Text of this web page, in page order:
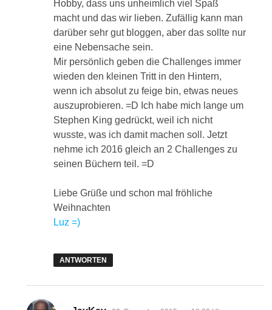
Hobby, dass uns unheimlich viel Spaß
macht und das wir lieben. Zufällig kann man
darüber sehr gut bloggen, aber das sollte nur
eine Nebensache sein.
Mir persönlich geben die Challenges immer
wieden den kleinen Tritt in den Hintern,
wenn ich absolut zu feige bin, etwas neues
auszuprobieren. =D Ich habe mich lange um
Stephen King gedrückt, weil ich nicht
wusste, was ich damit machen soll. Jetzt
nehme ich 2016 gleich an 2 Challenges zu
seinen Büchern teil. =D
Liebe Grüße und schon mal fröhliche
Weihnachten
Luz =)
ANTWORTEN